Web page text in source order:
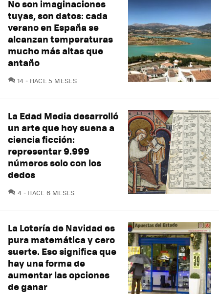
No son imaginaciones
tuyas, son datos: cada
verano en España se
alcanzan temperaturas
mucho más altas que
antaño
14 COMENTARIOS
HACE 5 MESES
La Edad Media desarrolló
un arte que hoy suena a
ciencia ficción:
representar 9.999
números solo con los
dedos
4 COMENTARIOS
HACE 6 MESES
La Lotería de Navidad es
pura matemática y cero
suerte. Eso significa que
hay una forma de
aumentar las opciones
de ganar